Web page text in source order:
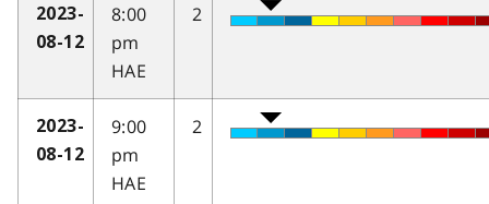
2023-
08-12
8:00
pm
HAE
2
2023-
08-12
9:00
pm
HAE
2